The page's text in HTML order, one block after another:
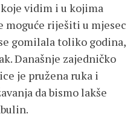
vidim i u kojima
moguće riješiti u mjesec
gomilala toliko godina,
Današnje zajedničko
je pružena ruka i
da bismo lakše